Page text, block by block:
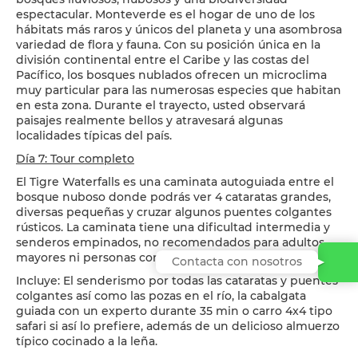
espectacular. Monteverde es el hogar de uno de los
hábitats más raros y únicos del planeta y una asombrosa
variedad de flora y fauna. Con su posición única en la
división continental entre el Caribe y las costas del
Pacífico, los bosques nublados ofrecen un microclima
muy particular para las numerosas especies que habitan
en esta zona. Durante el trayecto, usted observará
paisajes realmente bellos y atravesará algunas
localidades típicas del país.
Día 7: Tour completo
El Tigre Waterfalls es una caminata autoguiada entre el
bosque nuboso donde podrás ver 4 cataratas grandes,
diversas pequeñas y cruzar algunos puentes colgantes
rústicos. La caminata tiene una dificultad intermedia y
senderos empinados, no recomendados para adultos
mayores ni personas con alguna complicación de salud.
Incluye: El senderismo por todas las cataratas y puentes
colgantes así como las pozas en el río, la cabalgata
guiada con un experto durante 35 min o carro 4x4 tipo
safari si así lo prefiere, además de un delicioso almuerzo
típico cocinado a la leña.
Contacta con nosotros